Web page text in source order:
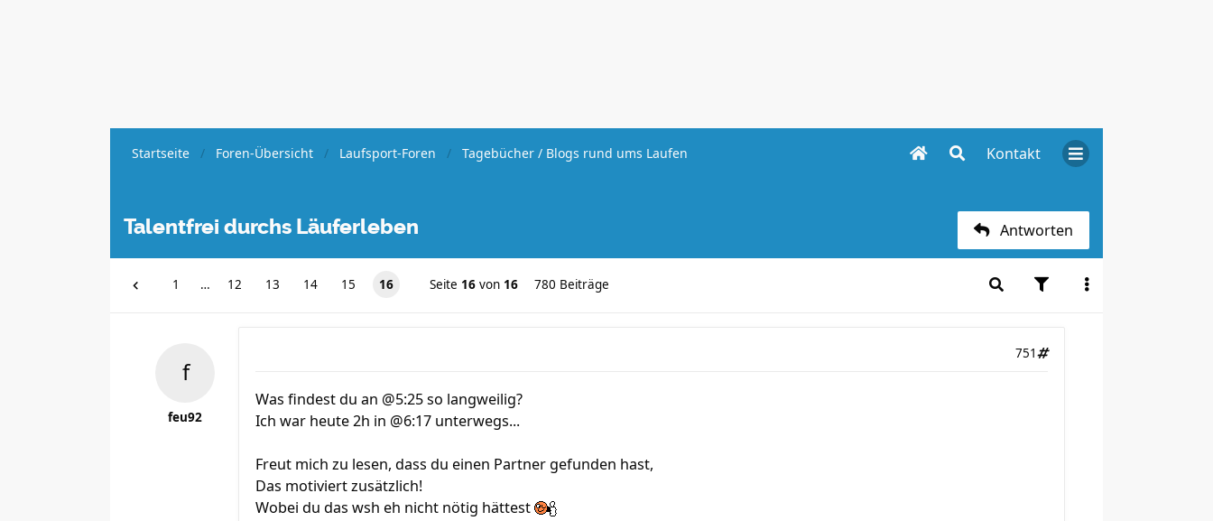
Kontakt
Startseite Foren-Übersicht Laufsport-Foren Tagebücher / Blogs rund ums Laufen
Talentfrei durchs Läuferleben Antworten
1 … 12 13 14 15 16 Seite 16 von 16 780 Beiträge
feu92
751
Was findest du an @5:25 so langweilig?
Ich war heute 2h in @6:17 unterwegs...
Freut mich zu lesen, dass du einen Partner gefunden hast,
Das motiviert zusätzlich!
Wobei du das wsh eh nicht nötig hättest